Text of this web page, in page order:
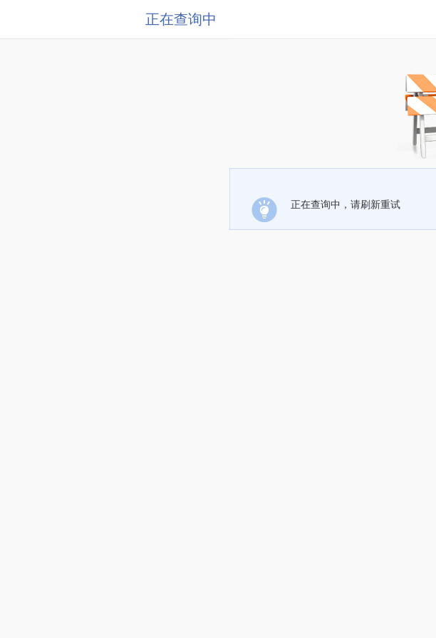
正在查询中
正在查询中，请刷新重试